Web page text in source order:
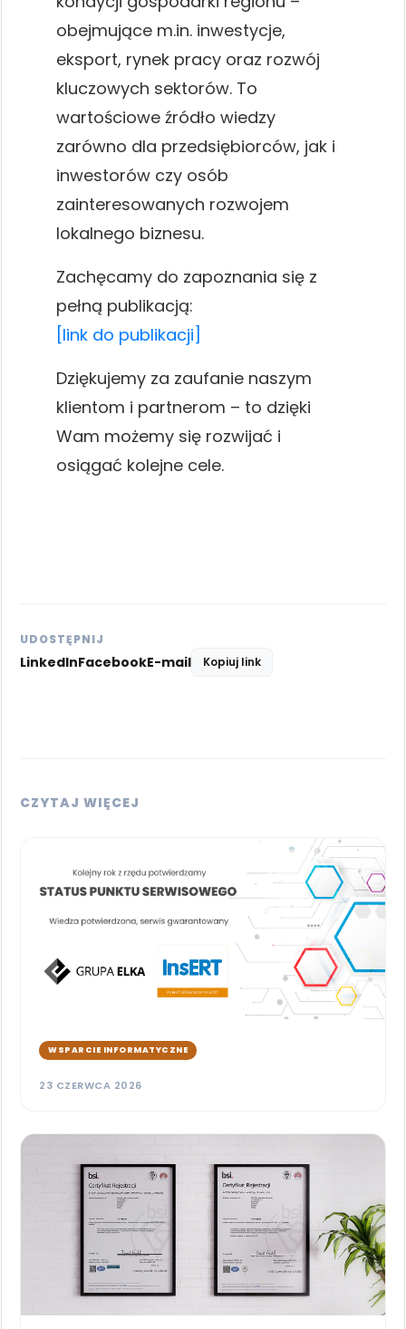
obejmujące m.in. inwestycje,
eksport, rynek pracy oraz rozwój
kluczowych sektorów. To
wartościowe źródło wiedzy
zarówno dla przedsiębiorców, jak i
inwestorów czy osób
zainteresowanych rozwojem
lokalnego biznesu.
Zachęcamy do zapoznania się z
pełną publikacją:
[link do publikacji]
Dziękujemy za zaufanie naszym
klientom i partnerom – to dzięki
Wam możemy się rozwijać i
osiągać kolejne cele.
UDOSTĘPNIJ
LinkedInFacebookE-mail Kopiuj link
CZYTAJ WIĘCEJ
WSPARCIE INFORMATYCZNE
23 CZERWCA 2026